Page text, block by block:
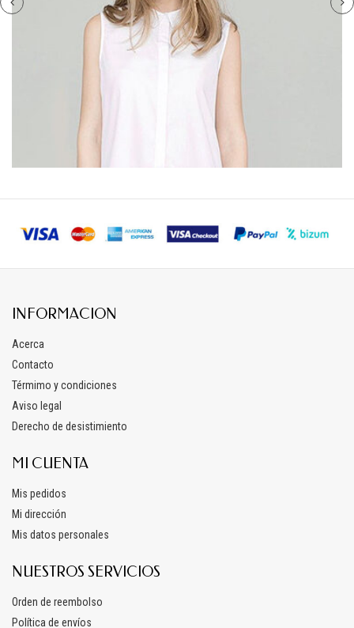
3770 54892
INFORMACION
Acerca
Contacto
Térmimo y condiciones
Aviso legal
Derecho de desistimiento
MI CUENTA
Mis pedidos
Mi dirección
Mis datos personales
NUESTROS SERVICIOS
Orden de reembolso
Política de envíos